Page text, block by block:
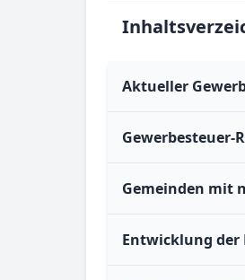
Aktueller
Gewerbesteuer-
Gemeinden mit
Entwicklung der